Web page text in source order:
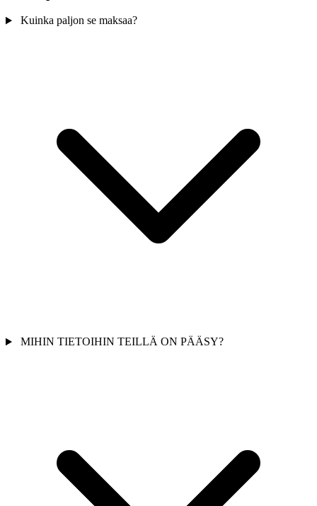
Kuinka paljon se maksaa?
MIHIN TIETOIHIN TEILLÄ ON PÄÄSY?